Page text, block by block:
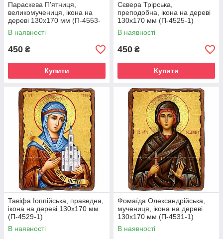
Параскева П'ятниця,
великомучениця, ікона на
дереві 130х170 мм (П-4553-
1)
В наявності
450 ₴
Купити
Сєвера Трірська,
преподобна, ікона на дереві
130х170 мм (П-4525-1)
В наявності
450 ₴
Купити
Тавіфа Іоппійська, праведна,
ікона на дереві 130х170 мм
(П-4529-1)
В наявності
Фомаїда Олександрійська,
мучениця, ікона на дереві
130х170 мм (П-4531-1)
В наявності